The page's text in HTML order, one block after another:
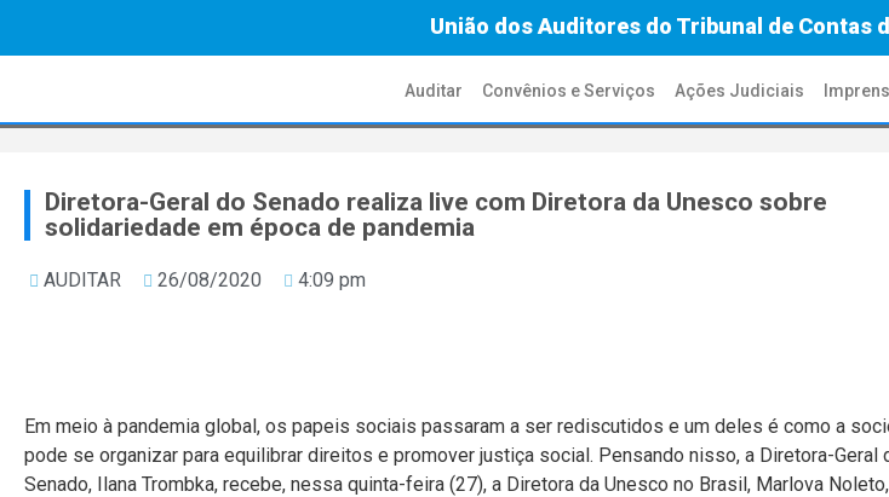
União dos Auditores do Tribunal de Contas
Auditar Convênios e Serviços Ações Judiciais
Diretora-Geral do Senado realiza live com Diretora da Unesco sobre
solidariedade em época de pandemia
AUDITAR 26/08/2020 4:09 pm
Em meio à pandemia global, os papeis sociais passaram a ser rediscutidos e um deles é como a
pode se organizar para equilibrar direitos e promover justiça social. Pensando nisso, a Diretora-Geral
Senado, Ilana Trombka, recebe, nessa quinta-feira (27), a Diretora da Unesco no Brasil, Marlova